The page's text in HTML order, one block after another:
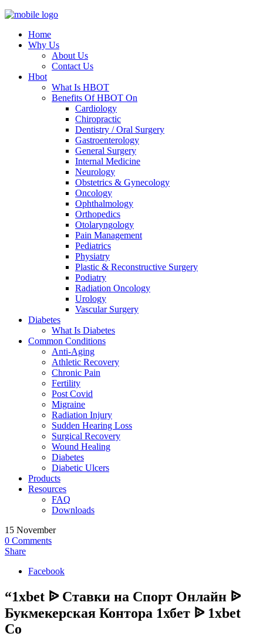
Home
Why Us
About Us
Contact Us
Hbot
What Is HBOT
Benefits Of HBOT On
Cardiology
Chiropractic
Dentistry / Oral Surgery
Gastroenterology
General Surgery
Internal Medicine
Neurology
Obstetrics & Gynecology
Oncology
Ophthalmology
Orthopedics
Otolaryngology
Pain Management
Pediatrics
Physiatry
Plastic & Reconstructive Surgery
Podiatry
Radiation Oncology
Urology
Vascular Surgery
Diabetes
What Is Diabetes
Common Conditions
Anti-Aging
Athletic Recovery
Chronic Pain
Fertility
Post Covid
Migraine
Radiation Injury
Sudden Hearing Loss
Surgical Recovery
Wound Healing
Diabetes
Diabetic Ulcers
Products
Resources
FAQ
Downloads
15 November
0 Comments
Share
Facebook
“1xbet ᐉ Ставки на Спорт Онлайн ᐉ
Букмекерская Контора 1хбет ᐉ 1xbet
Co